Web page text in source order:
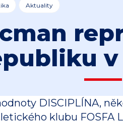
Aktuality
DISCIPLÍNA,
klubu FOSFA